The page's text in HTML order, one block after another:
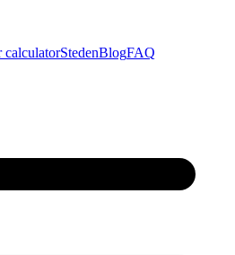
calculatorStedenBlogFAQ